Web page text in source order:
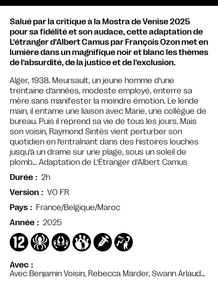
Avec
Avec Benjamin Voisin, Rebecca Marder, Swann Arlaud…
Salué par la critique à la Mostra de Venise 2025
pour sa fidélité et son audace, cette adaptation de
L’étranger d’Albert Camus par François Ozon met en
lumière dans un magnifique noir et blanc les thèmes
de l’absurdité, de la justice et de l’exclusion.
Alger, 1938. Meursault, un jeune homme d’une
trentaine d’années, modeste employé, enterre sa
mère sans manifester la moindre émotion. Le lende
main, il entame une liaison avec Marie, une collègue de
bureau. Puis il reprend sa vie de tous les jours. Mais
son voisin, Raymond Sintès vient perturber son
quotidien en l’entraînant dans des histoires louches
jusqu’à un drame sur une plage, sous un soleil de
plomb… Adaptation de L’Étranger d’Albert Camus
Durée
2h
Version
VO FR
Pays
France/Belgique/Maroc
Année
2025